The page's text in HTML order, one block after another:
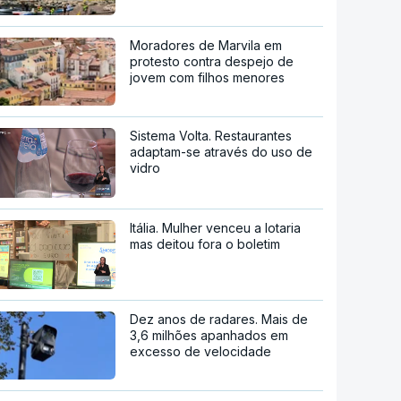
Moradores de Marvila em
protesto contra despejo de
jovem com filhos menores
Sistema Volta. Restaurantes
adaptam-se através do uso de
vidro
Itália. Mulher venceu a lotaria
mas deitou fora o boletim
Dez anos de radares. Mais de
3,6 milhões apanhados em
excesso de velocidade